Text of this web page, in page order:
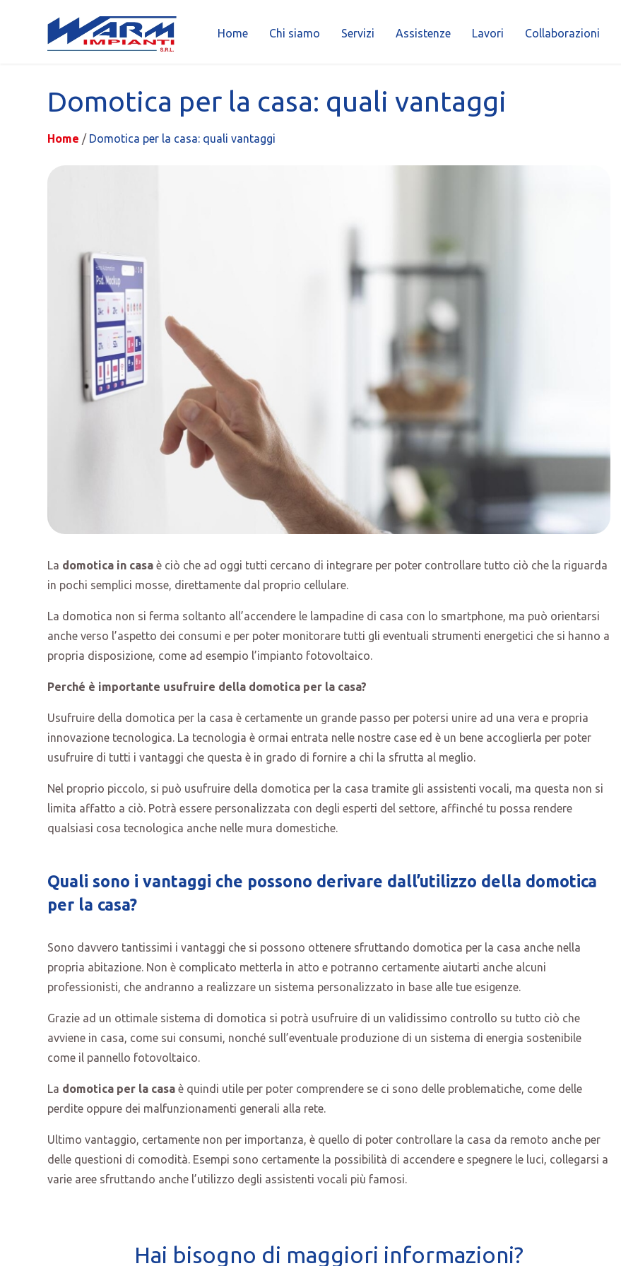
Home Chi siamo Servizi Assistenze Lavori Collaborazioni
Domotica per la casa: quali vantaggi
Home / Domotica per la casa: quali vantaggi
La domotica in casa è ciò che ad oggi tutti cercano di integrare per poter controllare tutto ciò che la riguarda
in pochi semplici mosse, direttamente dal proprio cellulare.
La domotica non si ferma soltanto all’accendere le lampadine di casa con lo smartphone, ma può orientarsi
anche verso l’aspetto dei consumi e per poter monitorare tutti gli eventuali strumenti energetici che si hanno a
propria disposizione, come ad esempio l’impianto fotovoltaico.
Perché è importante usufruire della domotica per la casa?
Usufruire della domotica per la casa è certamente un grande passo per potersi unire ad una vera e propria
innovazione tecnologica. La tecnologia è ormai entrata nelle nostre case ed è un bene accoglierla per poter
usufruire di tutti i vantaggi che questa è in grado di fornire a chi la sfrutta al meglio.
Nel proprio piccolo, si può usufruire della domotica per la casa tramite gli assistenti vocali, ma questa non si
limita affatto a ciò. Potrà essere personalizzata con degli esperti del settore, affinché tu possa rendere
qualsiasi cosa tecnologica anche nelle mura domestiche.
Quali sono i vantaggi che possono derivare dall’utilizzo della domotica
per la casa?
Sono davvero tantissimi i vantaggi che si possono ottenere sfruttando domotica per la casa anche nella
propria abitazione. Non è complicato metterla in atto e potranno certamente aiutarti anche alcuni
professionisti, che andranno a realizzare un sistema personalizzato in base alle tue esigenze.
Grazie ad un ottimale sistema di domotica si potrà usufruire di un validissimo controllo su tutto ciò che
avviene in casa, come sui consumi, nonché sull’eventuale produzione di un sistema di energia sostenibile
come il pannello fotovoltaico.
La domotica per la casa è quindi utile per poter comprendere se ci sono delle problematiche, come delle
perdite oppure dei malfunzionamenti generali alla rete.
Ultimo vantaggio, certamente non per importanza, è quello di poter controllare la casa da remoto anche per
delle questioni di comodità. Esempi sono certamente la possibilità di accendere e spegnere le luci, collegarsi a
varie aree sfruttando anche l’utilizzo degli assistenti vocali più famosi.
Hai bisogno di maggiori informazioni?